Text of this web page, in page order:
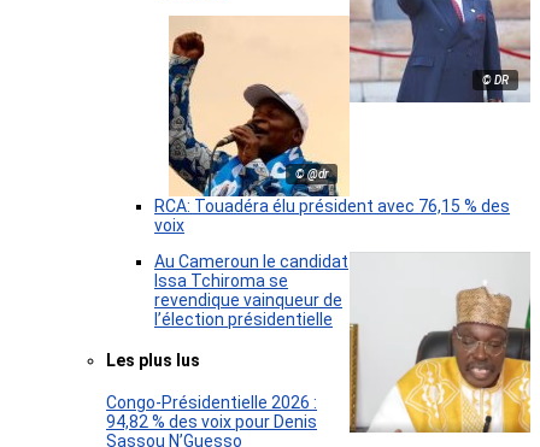
© DR
© @dr
RCA: Touadéra élu président avec 76,15 % des
voix
Au Cameroun le candidat
Issa Tchiroma se
revendique vainqueur de
l’élection présidentielle
Les plus lus
Congo-Présidentielle 2026 :
94,82 % des voix pour Denis
Sassou N’Guesso